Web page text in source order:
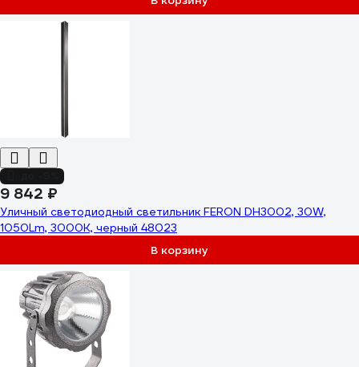
9 842 ₽
Уличный светодиодный светильник FERON DH3002, 30W,
1050Lm, 3000K, черный 48023
В корзину